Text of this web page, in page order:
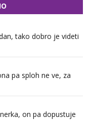
tako dobro je videti
pa sploh ne ve, za
on pa dopustuje